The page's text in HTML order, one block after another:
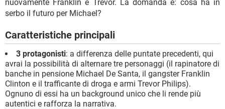
nuovamente Franklin e Trevor. La domanda è: cosa ha in
serbo il futuro per Michael?
Caratteristiche principali
3 protagonisti: a differenza delle puntate precedenti, qui
avrai la possibilità di alternare tre personaggi (il rapinatore di
banche in pensione Michael De Santa, il gangster Franklin
Clinton e il trafficante di droga e armi Trevor Philips).
Ognuno di essi ha un background unico che li rende più
autentici e rafforza la narrativa.